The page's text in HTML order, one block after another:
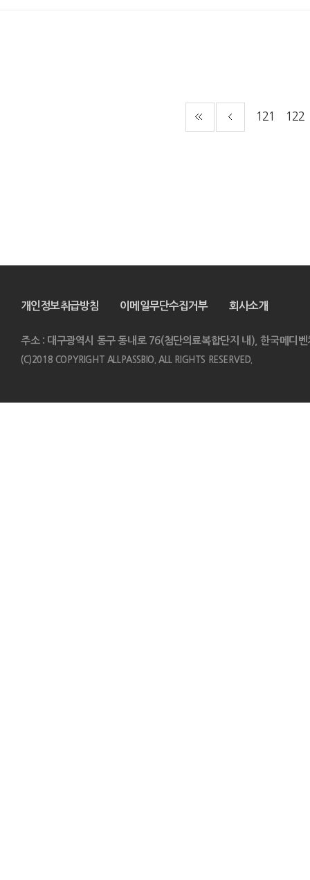
121 122
개인정보취급방침 이메일무단수집거부 회사소개
주소 : 대구광역시 동구 동내로 76(첨단의료복합단지 내), 한국메디
(C)2018 COPYRIGHT ALLPASSBIO. ALL RIGHTS RESERVED.